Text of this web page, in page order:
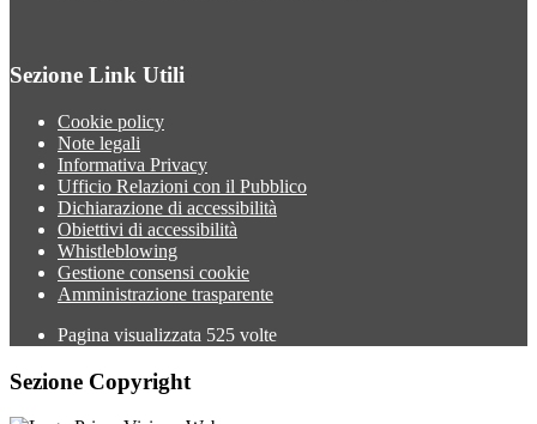
Sezione Link Utili
Cookie policy
Note legali
Informativa Privacy
Ufficio Relazioni con il Pubblico
Dichiarazione di accessibilità
Obiettivi di accessibilità
Whistleblowing
Gestione consensi cookie
Amministrazione trasparente
Pagina visualizzata 525 volte
Sezione Copyright